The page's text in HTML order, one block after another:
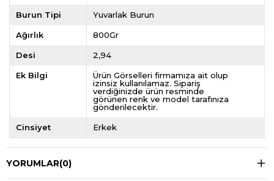
Burun Tipi Yuvarlak Burun
Ağırlık 800Gr
Desi 2,94
Ek Bilgi
Ürün Görselleri firmamıza ait olup
izinsiz kullanılamaz. Sipariş
verdiğinizde ürün resminde
görünen renk ve model tarafınıza
gönderilecektir.
Cinsiyet Erkek
YORUMLAR(0)